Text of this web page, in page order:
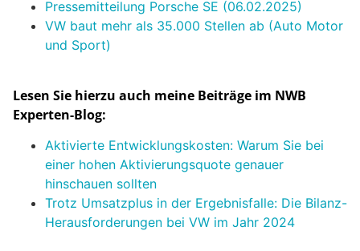
Pressemitteilung Porsche SE (06.02.2025)
VW baut mehr als 35.000 Stellen ab (Auto Motor
und Sport)
Lesen Sie hierzu auch meine Beiträge im NWB
Experten-Blog:
Aktivierte Entwicklungskosten: Warum Sie bei
einer hohen Aktivierungsquote genauer
hinschauen sollten
Trotz Umsatzplus in der Ergebnisfalle: Die Bilanz-
Herausforderungen bei VW im Jahr 2024